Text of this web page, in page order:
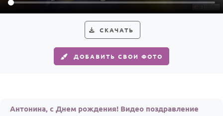
Календарь праздников
Женщине
Мужчине
Детям
СКАЧАТЬ
ДОБАВИТЬ СВОИ ФОТО
Антонина, с Днем рождения! Видео поздравление